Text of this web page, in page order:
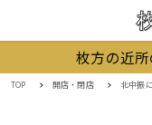
枚方の近
TOP 開店・閉店 北中振